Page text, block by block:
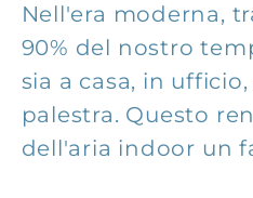
Nell'era moderna,
90% del nostro
sia a casa, in
palestra. Questo
dell'aria indoor un